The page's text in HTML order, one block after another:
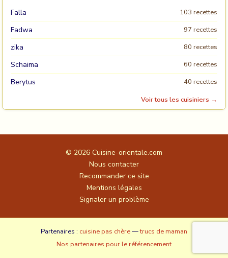
Falla 103 recettes
Fadwa 97 recettes
zika 80 recettes
Schaima 60 recettes
Berytus
40 recettes
Voir tous les cuisiniers →
© 2026 Cuisine-orientale.com
Nous contacter
Recommander ce site
Mentions légales
Signaler un problème
Partenaires : cuisine pas chère—trucs de maman
Nos partenaires pour le référencement